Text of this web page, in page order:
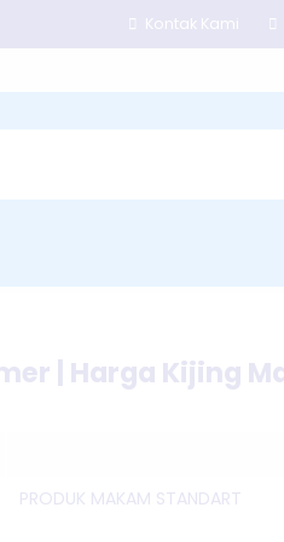
Kontak Kami
| Harga Kijing
PRODUK MAKAM STANDART